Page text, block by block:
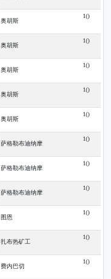
奥胡斯
1()
奥胡斯
1()
奥胡斯
1()
奥胡斯
1()
奥胡斯
1()
萨格勒布迪纳摩
1()
萨格勒布迪纳摩
1()
萨格勒布迪纳摩
1()
图恩
1()
扎布热矿工
1()
费内巴切
1()